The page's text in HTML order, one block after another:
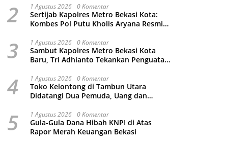
2 1 Agustus 2026 0 Komentar
Sertijab Kapolres Metro Bekasi Kota:
Kombes Pol Putu Kholis Aryana Resmi
Bintoro
3 1 Agustus 2026 0 Komentar
Sambut Kapolres Metro Bekasi Kota
Baru, Tri Adhianto Tekankan Penguatan
4 1 Agustus 2026 0 Komentar
Toko Kelontong di Tambun Utara
Didatangi Dua Pemuda, Uang dan
5 1 Agustus 2026 0 Komentar
Gula-Gula Dana Hibah KNPI di Atas
Rapor Merah Keuangan Bekasi